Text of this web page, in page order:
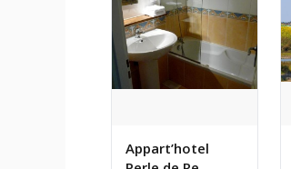
Appart’hotel